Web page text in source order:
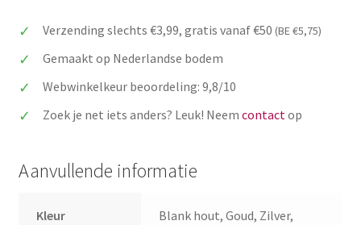
jee,
het
er
2
Verzending slechts €3,99, gratis vanaf €50 (BE €5,75)
Gemaakt op Nederlandse bodem
Webwinkelkeur beoordeling: 9,8/10
Zoek je net iets anders? Leuk! Neem contactop
Aanvullende informatie
Kleur
Blank hout, Goud, Zilver,